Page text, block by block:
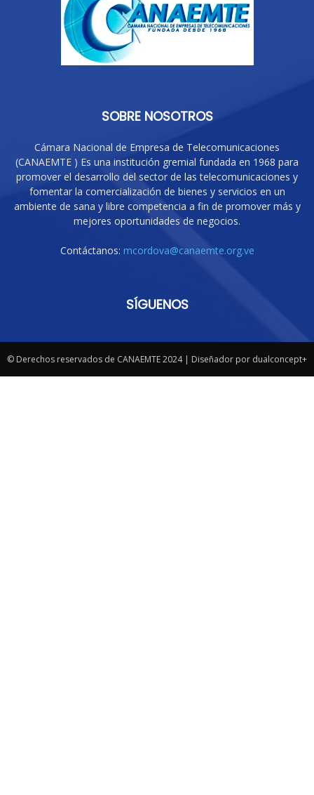
SOBRE NOSOTROS
Cámara Nacional de Empresa de Telecomunicaciones
(CANAEMTE ) Es una institución gremial fundada en 1968 para
promover el desarrollo del sector de las telecomunicaciones y
fomentar la comercialización de bienes y servicios en un
ambiente de sana y libre competencia a fin de promover más y
mejores oportunidades de negocios.
Contáctanos: mcordova@canaemte.org.ve
SÍGUENOS
© Derechos reservados de CANAEMTE 2024 | Diseñador por dualconcept+